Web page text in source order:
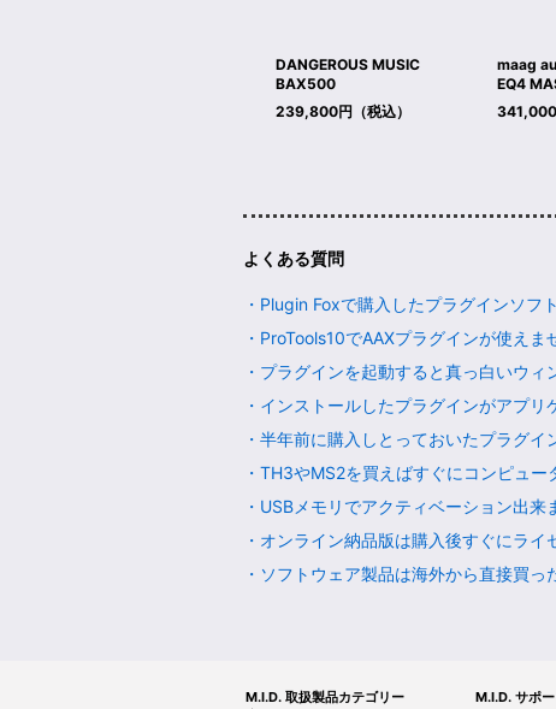
DANGEROUS MUSIC
BAX500
239,800円（税込）
maag
EQ4
341,000
よくある質問
・Plugin Foxで購入したプラグインソフ
・ProTools10でAAXプラグインが使えま
・プラグインを起動すると真っ白いウ
・インストールしたプラグインがアプ
・半年前に購入しとっておいたプラグ
・TH3やMS2を買えばすぐにコンピュ
・USBメモリでアクティベーション出
・オンライン納品版は購入後すぐにラ
・ソフトウェア製品は海外から直接買
M.I.D. 取扱製品カテゴリー
M.I.D. サポー